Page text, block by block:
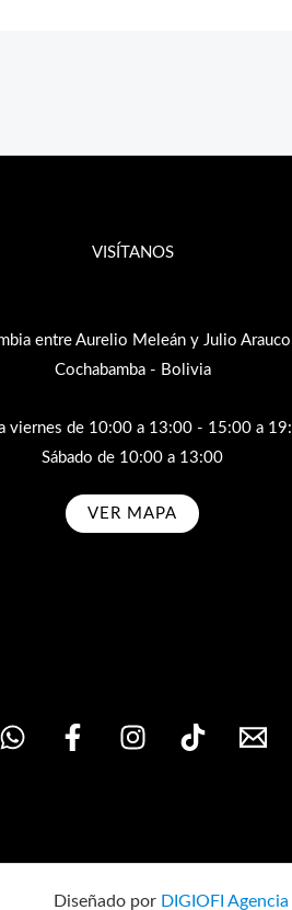
VISÍTANOS
entre Aurelio Meleán y Julio
Cochabamba - Bolivia
viernes de 10:00 a 13:00 - 15:00 a
Sábado de 10:00 a 13:00
VER MAPA
Diseñado por DIGIOFI